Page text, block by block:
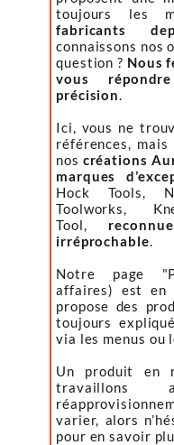
toujours les
fabricants
connaissons nos
question ? Nous
vous
précision.
Ici, vous ne
références,
nos créations
marques
Hock Tools,
Toolworks,
Tool,
irréprochable.
Notre page
affaires) est en
propose des
toujours
via les menus ou
Un produit en
travaillons
varier, alors
pour en savoir